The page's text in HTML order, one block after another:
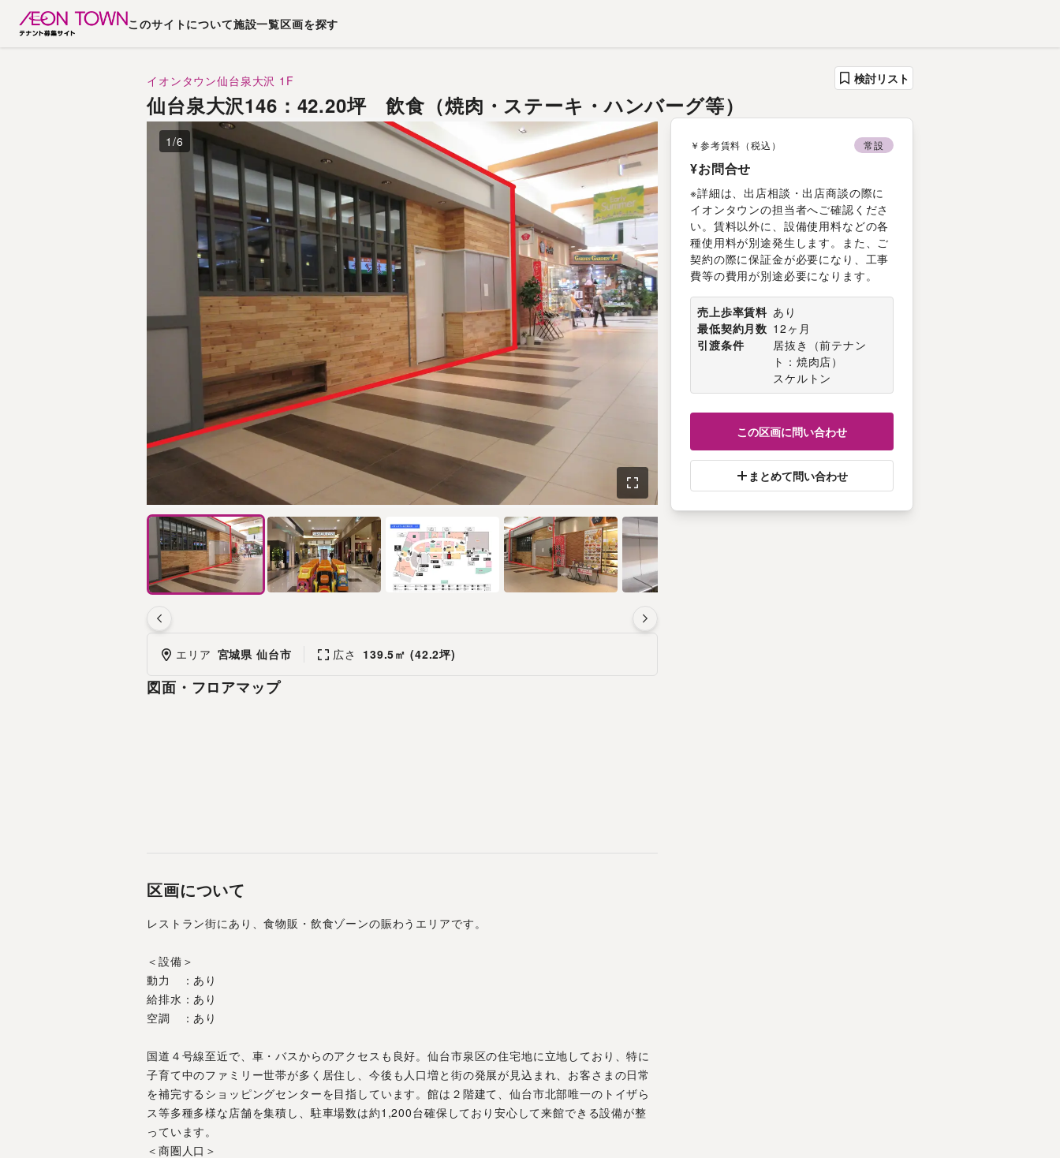
このサイトについて施設一覧区画を探す
イオンタウン仙台泉大沢 1F
仙台泉大沢146：42.20坪 飲食（焼肉・ステーキ・ハンバーグ等）
検討リスト
1 /6
エリア 宮城県 仙台市 広さ 139.5㎡ (42.2坪)
図面・フロアマップ
区画について
レストラン街にあり、食物販・飲食ゾーンの賑わうエリアです。
＜設備＞
動力　：あり
給排水：あり
空調　：あり
国道４号線至近で、車・バスからのアクセスも良好。仙台市泉区の住宅地に立地しており、特に
子育て中のファミリー世帯が多く居住し、今後も人口増と街の発展が見込まれ、お客さまの日常
を補完するショッピングセンターを目指しています。館は２階建て、仙台市北部唯一のトイザら
ス等多種多様な店舗を集積し、駐車場数は約1,200台確保しており安心して来館できる設備が整
っています。
＜商圏人口＞
￥参考賃料（税込） 常設
¥お問合せ
※詳細は、出店相談・出店商談の際に
イオンタウンの担当者へご確認くださ
い。賃料以外に、設備使用料などの各
種使用料が別途発生します。また、ご
契約の際に保証金が必要になり、工事
費等の費用が別途必要になります。
売上歩率賃料 あり
最低契約月数 12ヶ月
引渡条件
居抜き （前テナン
ト：焼肉店）
スケルトン
この区画に問い合わせ
まとめて問い合わせ